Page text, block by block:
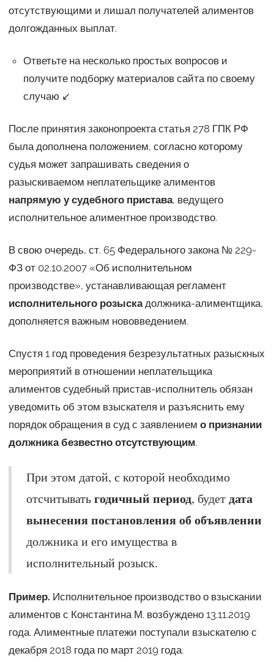
отсутствующими и лишал получателей алиментов
долгожданных выплат.
Ответьте на несколько простых вопросов и
получите подборку материалов сайта по своему
случаю ↙
После принятия законопроекта статья 278 ГПК РФ
была дополнена положением, согласно которому
судья может запрашивать сведения о
разыскиваемом неплательщике алиментов
напрямую у судебного пристава, ведущего
исполнительное алиментное производство.
В свою очередь, ст. 65 Федерального закона № 229-
ФЗ от 02.10.2007 «Об исполнительном
производстве», устанавливающая регламент
исполнительного розыскадолжника-алиментщика,
дополняется важным нововведением.
Спустя 1 год проведения безрезультатных разыскных
мероприятий в отношении неплательщика
алиментов судебный пристав-исполнитель обязан
уведомить об этом взыскателя и разъяснить ему
порядок обращения в суд с заявлением о признании
должника безвестно отсутствующим.
При этом датой, с которой необходимо
отсчитыватьгодичный период, будетдата
вынесения постановления об объявлении
должника и его имущества в
исполнительный розыск.
Пример. Исполнительное производство о взыскании
алиментов с Константина М. возбуждено 13.11.2019
года. Алиментные платежи поступали взыскателю с
декабря 2018 года по март 2019 года.